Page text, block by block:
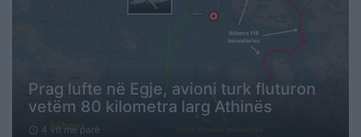
Prag lufte në Egje, avioni turk fluturon
vetëm 80 kilometra larg Athinës
schedule 4 vit me parë